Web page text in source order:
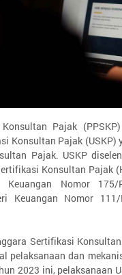
Pajak
Konsultan Pajak (USKP)
Pajak. USKP
Konsultan Pajak
Nomor 175/
Keuangan Nomor
Sertifikasi
pelaksanaan dan
2023 ini, pelaksanaan